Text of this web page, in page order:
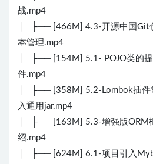
战.mp4
│ ├── [466M] 4.3-开源中国Git
本管理.mp4
│ ├── [154M] 5.1- POJO类的提
件.mp4
│ ├── [358M] 5.2-Lombok插件
入通用jar.mp4
│ ├── [163M] 5.3-增强版ORM
绍.mp4
│ ├── [624M] 6.1-项目引入